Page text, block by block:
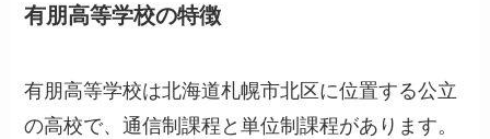
有朋高等学校の特徴
有朋高等学校は北海道札幌市北区に位置する公立
の高校で、通信制課程と単位制課程があります。